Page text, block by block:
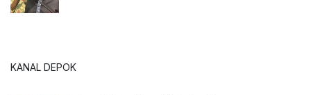
KANAL DEPOK